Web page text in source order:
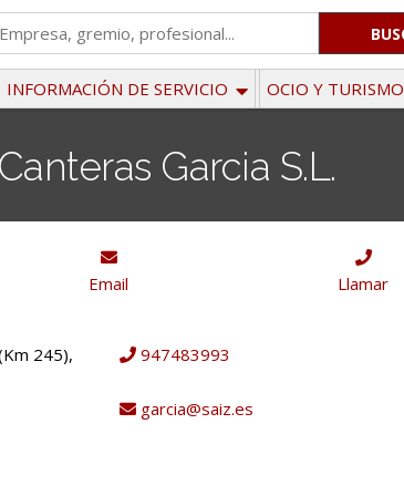
INFORMACIÓN DE SERVICIO OCIO Y TURISMO
Garcia S.L.
Email Llamar
245),
947483993
garcia@saiz.es